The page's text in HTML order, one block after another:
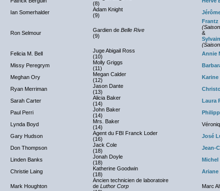
(8)
Ian Somerhalder
Adam Knight
(9)
Ron Selmour Gardien de Belle Rive
(9)
Frantz
&
Felicia M. Bell
Juge Abigail Ross
(10)
Annie
Missy Peregrym
Molly Griggs
(11)
Meghan Ory
Megan Calder
(12)
Karine
Ryan Merriman
Jason Dante
(13)
Sarah Carter
Alicia Baker
(14)
Laura
Paul Perri
John Baker
(14)
Lynda Boyd
Mrs. Baker
(14)
Gary Hudson
Agent du FBI Franck Loder
(16)
José
Don Thompson
Jack Cole
(18)
Jean-
Linden Banks
Jonah Doyle
(18)
Michel
Christie Laing
Katherine Goodwin
(18)
Ariane
Mark Houghton
Ancien technicien de laboratoire
de Luthor Corp
Marc